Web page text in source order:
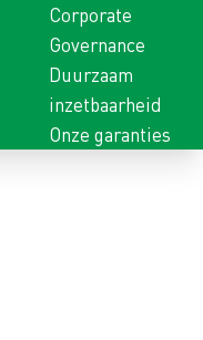
Corporate
Governance
Duurzaam
inzetbaarheid
Onze garanties